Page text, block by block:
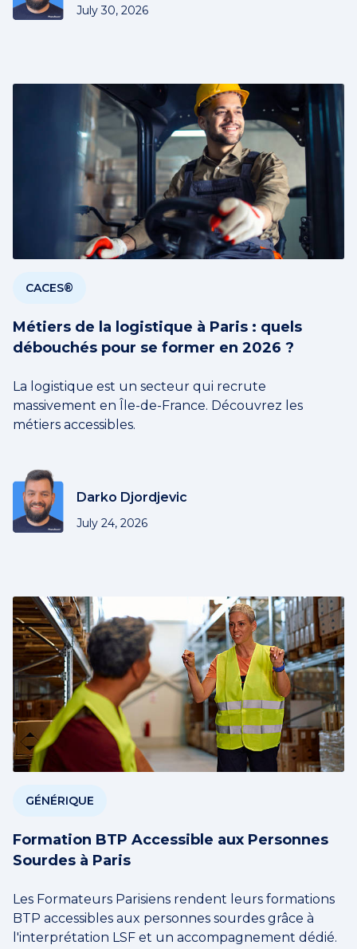
July 30, 2026
CACES®
Métiers de la logistique à Paris : quels
débouchés pour se former en 2026 ?
La logistique est un secteur qui recrute
massivement en Île-de-France. Découvrez les
métiers accessibles.
Darko Djordjevic
July 24, 2026
GÉNÉRIQUE
Formation BTP Accessible aux Personnes
Sourdes à Paris
Les Formateurs Parisiens rendent leurs formations
BTP accessibles aux personnes sourdes grâce à
l'interprétation LSF et un accompagnement dédié.